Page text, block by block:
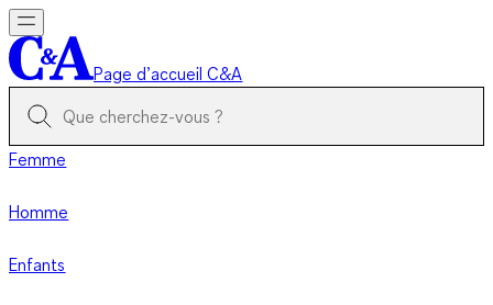
Page d’accueil C&A
Femme
Homme
Enfants